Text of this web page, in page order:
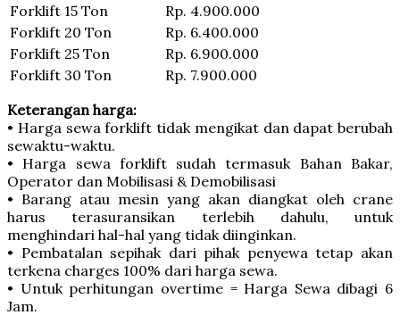
Forklift 15 Ton
Rp. 4.900.000
Forklift 20 Ton
Rp. 6.400.000
Forklift 25 Ton
Rp. 6.900.000
Forklift 30 Ton
Rp. 7.900.000
Keterangan harga:
• Harga sewa forklift tidak mengikat dan dapat berubah
sewaktu-waktu.
• Harga sewa forklift sudah termasuk Bahan Bakar,
Operator dan Mobilisasi & Demobilisasi
• Barang atau mesin yang akan diangkat oleh crane
harus terasuransikan terlebih dahulu, untuk
menghindari hal-hal yang tidak diinginkan.
• Pembatalan sepihak dari pihak penyewa tetap akan
terkena charges 100% dari harga sewa.
• Untuk perhitungan overtime = Harga Sewa dibagi 6
Jam.